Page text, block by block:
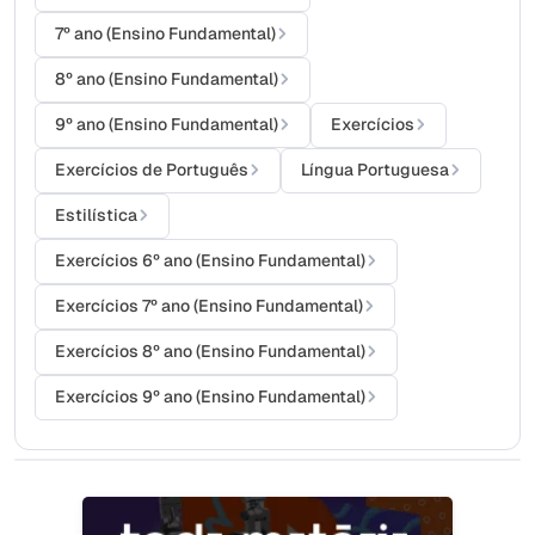
7º ano (Ensino Fundamental)
8º ano (Ensino Fundamental)
9º ano (Ensino Fundamental) Exercícios
Exercícios de Português Língua Portuguesa
Estilística
Exercícios 6º ano (Ensino Fundamental)
Exercícios 7º ano (Ensino Fundamental)
Exercícios 8º ano (Ensino Fundamental)
Exercícios 9º ano (Ensino Fundamental)